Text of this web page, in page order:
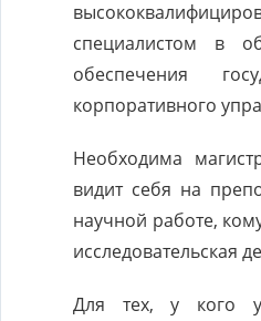
специалистом в
обеспечения
корпоративного
Необходима
видит себя на
научной работе,
исследовательская
Для тех, у кого